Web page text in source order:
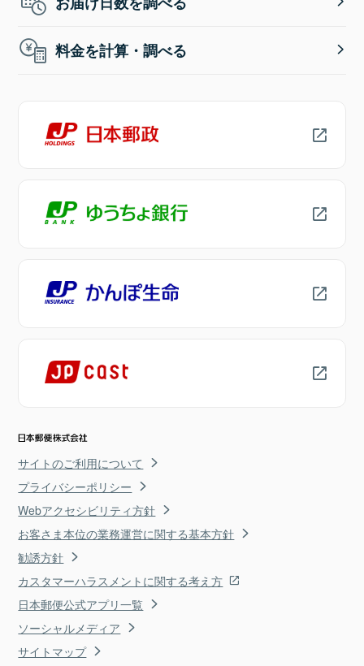
料金を計算・調べる
サイトのご利用について
プライバシーポリシー
Webアクセシビリティ方針
お客さま本位の業務運営に関する基本方針
勧誘方針
カスタマーハラスメントに関する考え方
日本郵便公式アプリ一覧
ソーシャルメディア
サイトマップ